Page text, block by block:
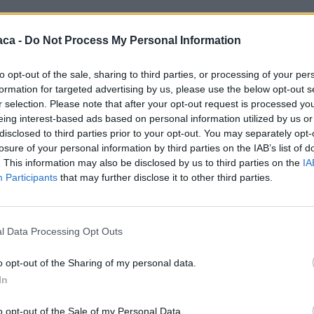
- Do Not Process My Personal Information
opt-out of the sale, sharing to third parties, or processing of your
for targeted advertising by us, please use the below opt-out
selection. Please note that after your opt-out request is processed
interest-based ads based on personal information utilized by us
to third parties prior to your opt-out. You may separately
of your personal information by third parties on the IAB’s list of
This information may also be disclosed by us to third parties on the
Participants that may further disclose it to other third parties.
Data Processing Opt Outs
opt-out of the Sharing of my personal data.
opt-out of the Sale of my Personal Data.
del maltempo sulla Liguria. Nelle ultime 24 ore
il Ponente, dove non si sono verificati temporali forti
Belenda). Le precipitazioni, però, sono state costanti
di Poggio Fearza, con 113 millimetri, e hanno
adesso è quasi saturo. Gli idrometri dei principali corsi
valori attualmente al di sotto della prima soglia di
convergenza sul centro della regione con rovesci di
e 120 in 4 ore. Le previsioni per oggi parlano di deboli
con quantitativi significativi su A,B, D, E (Centro
per le prossime ore e per i prossimi giorni.:
diffuse su tutta la regione. Previsti locali rovesci o
Est sui rilievi di B e C (oltre i 500 m – intensità superiori a